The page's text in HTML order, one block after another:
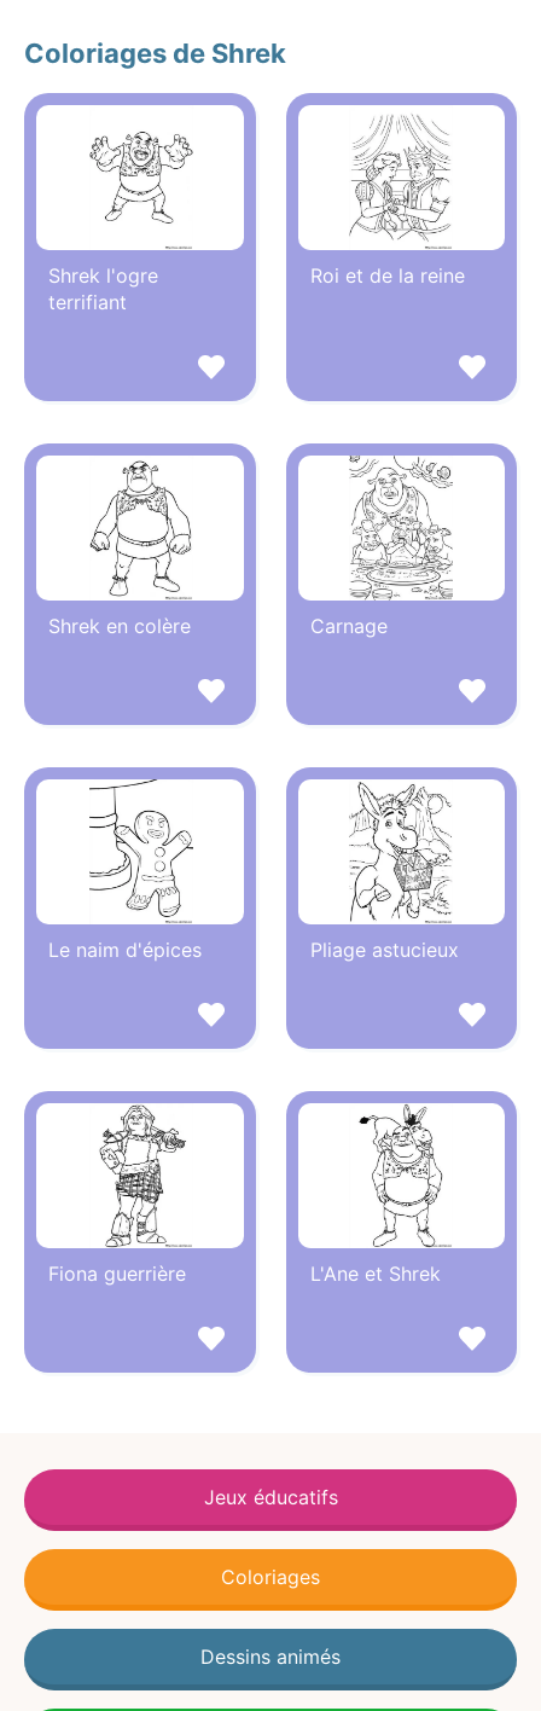
Coloriages de Shrek
Shrek l'ogre
terrifiant
Roi et de la reine
Shrek en colère Carnage
Le naim d'épices Pliage astucieux
Fiona guerrière L'Ane et Shrek
Jeux éducatifs
Coloriages
Dessins animés